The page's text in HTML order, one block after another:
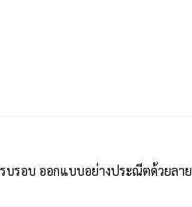
รอบ ออกแบบอย่างประณีตด้วยลาย